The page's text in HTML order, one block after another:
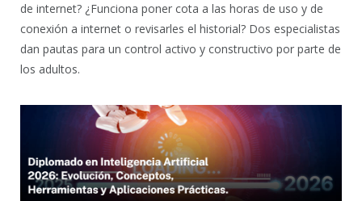
de internet? ¿Funciona poner cota a las horas de uso y de
conexión a internet o revisarles el historial? Dos especialistas
dan pautas para un control activo y constructivo por parte de
los adultos.